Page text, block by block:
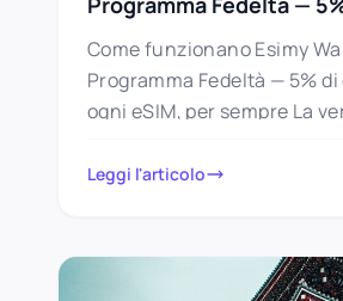
Come funzionano Esimy
Programma Fedeltà — 5%
ogni eSIM, per sempre La
Leggi l'articolo